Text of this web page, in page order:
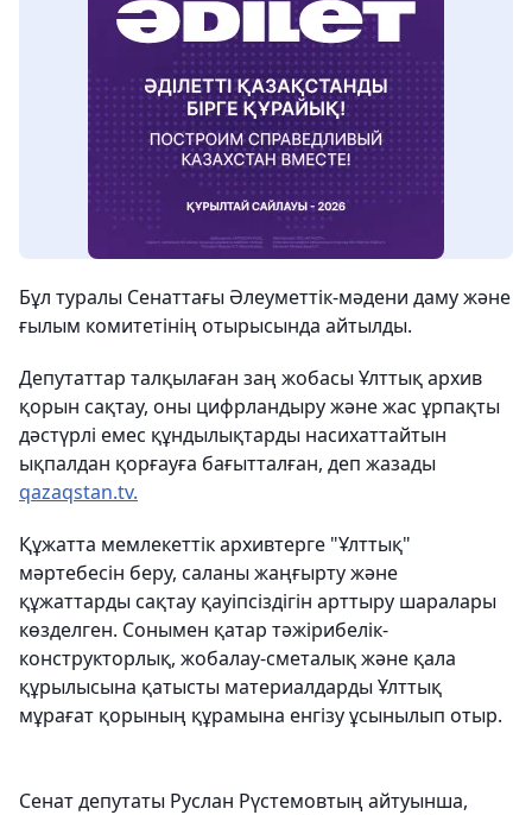
Бұл туралы Сенаттағы Әлеуметтік-мәдени даму және
ғылым комитетінің отырысында айтылды.
Депутаттар талқылаған заң жобасы Ұлттық архив
қорын сақтау, оны цифрландыру және жас ұрпақты
дәстүрлі емес құндылықтарды насихаттайтын
ықпалдан қорғауға бағытталған, деп жазады
qazaqstan.tv.
Құжатта мемлекеттік архивтерге "Ұлттық"
мәртебесін беру, саланы жаңғырту және
құжаттарды сақтау қауіпсіздігін арттыру шаралары
көзделген. Сонымен қатар тәжірибелік-
конструкторлық, жобалау-сметалық және қала
құрылысына қатысты материалдарды Ұлттық
мұрағат қорының құрамына енгізу ұсынылып отыр.
Сенат депутаты Руслан Рүстемовтың айтуынша,